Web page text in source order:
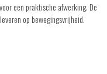
een praktische afwerking. De
op bewegingsvrijheid.